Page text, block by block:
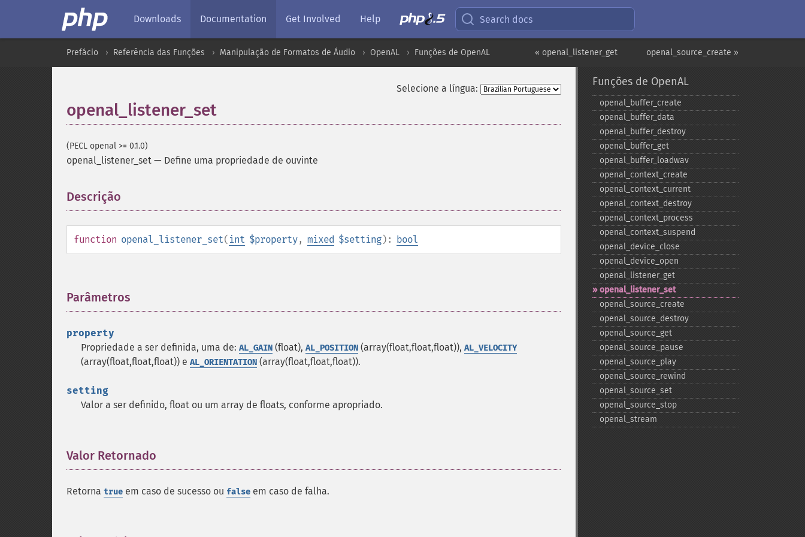
Downloads Documentation Get Involved Help Search docs
openal_source_create »
« openal_listener_get
Prefácio Referência das Funções Manipulação de Formatos de Áudio OpenAL Funções de OpenAL
Selecione a língua:
openal_listener_set
(PECL openal >= 0.1.0)
openal_listener_set — Define uma propriedade de ouvinte
Descrição
function openal_listener_set( int $property, mixed $setting): bool
Parâmetros
property
Propriedade a ser definida, uma de: AL_GAIN (float), AL_POSITION (array(float,float,float)), AL_VELOCITY
(array(float,float,float)) e AL_ORIENTATION (array(float,float,float)).
setting
Valor a ser definido, float ou um array de floats, conforme apropriado.
Valor Retornado
Retorna true em caso de sucesso ou false em caso de falha.
Funções de OpenAL
openal_​buffer_​create
openal_​buffer_​data
openal_​buffer_​destroy
openal_​buffer_​get
openal_​buffer_​loadwav
openal_​context_​create
openal_​context_​current
openal_​context_​destroy
openal_​context_​process
openal_​context_​suspend
openal_​device_​close
openal_​device_​open
openal_​listener_​get
openal_​listener_​set
openal_​source_​create
openal_​source_​destroy
openal_​source_​get
openal_​source_​pause
openal_​source_​play
openal_​source_​rewind
openal_​source_​set
openal_​source_​stop
openal_​stream